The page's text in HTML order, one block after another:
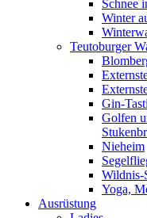
Schnee
Winter
Teutoburger
Gin-
Golfen
Nieheim
Wildnis-
Yoga,
Ausrüstung